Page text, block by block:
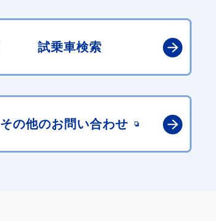
試乗車検索
その他のお問い合わせ